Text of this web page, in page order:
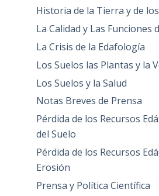
Historia de la Tierra y de
La Calidad y Las Funciones
La Crisis de la Edafología
Los Suelos las Plantas y la
Los Suelos y la Salud
Notas Breves de Prensa
Pérdida de los Recursos
del Suelo
Pérdida de los Recursos
Erosión
Prensa y Política Científica